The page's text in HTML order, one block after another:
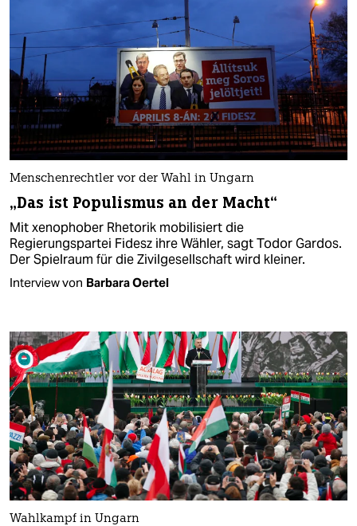
Menschenrechtler vor der Wahl in Ungarn
„Das ist Populismus an der Macht“
Mit xenophober Rhetorik mobilisiert die
Regierungspartei Fidesz ihre Wähler, sagt Todor Gardos.
Der Spielraum für die Zivilgesellschaft wird kleiner.
Interview von Barbara Oertel
Wahlkampf in Ungarn